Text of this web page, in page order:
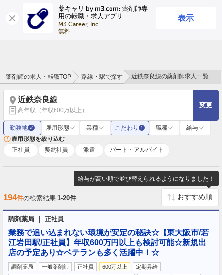
薬キャリ by m3.com: 薬剤師専
用の転職・求人アプリ
M3 Career, Inc.
無料
表示
ログイン
薬剤師の求人・転職TOP 路線・駅で探す 近鉄奈良線の薬剤師求人一覧
近鉄奈良線
高年収（年収600万以上）
変更
勤務地 ✓ 雇用形態 業種 こだわり 1 職種
給与
雇用形態を絞り込む
正社員
契約社員 派遣 パート・アルバイト
給与が高い順で並び替えられるようになりました！
194件の検索結果 1-20件
調剤薬局 ｜ 正社員
業務で追い込まれない環境が安定の秘訣☆【東大阪市/若
江岩田駅/正社員】年収600万円以上も検討可能☆新規出
店の予定あり☆ベテランも多く活躍中！☆
調剤薬局 一般薬剤師 正社員 600万以上
定期昇給